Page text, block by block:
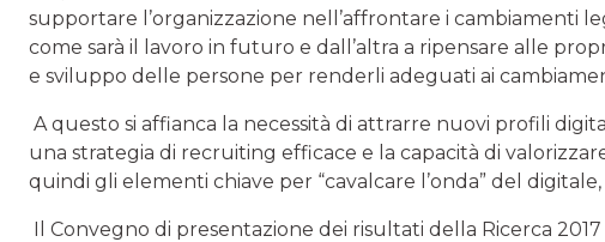
supportare l’organizzazione nell’affrontare i cambiamenti
come sarà il lavoro in futuro e dall’altra a ripensare alle
e sviluppo delle persone per renderli adeguati ai
A questo si affianca la necessità di attrarre nuovi profili
una strategia di recruiting efficace e la capacità di
quindi gli elementi chiave per “cavalcare l’onda” del
Il Convegno di presentazione dei risultati della Ricerca